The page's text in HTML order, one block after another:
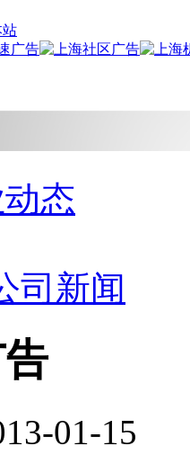
站
态
司新闻
01-15